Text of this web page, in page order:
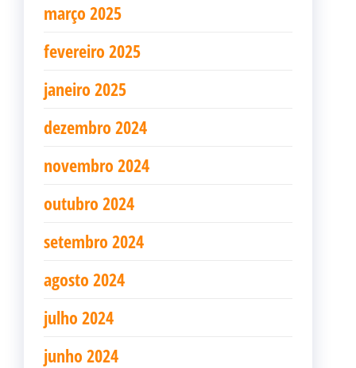
março 2025
fevereiro 2025
janeiro 2025
dezembro 2024
novembro 2024
outubro 2024
setembro 2024
agosto 2024
julho 2024
junho 2024